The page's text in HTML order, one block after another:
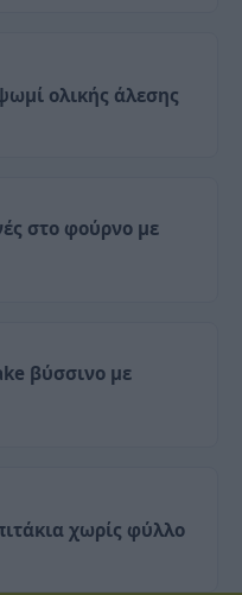
ολικής άλεσης
στο φούρνο με
βύσσινο με
χωρίς φύλλο